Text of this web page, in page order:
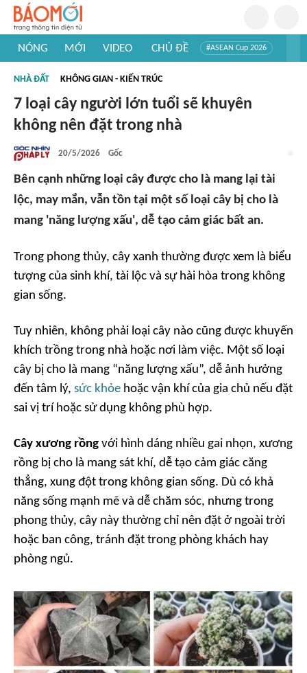
NÓNG MỚI VIDEO CHỦ ĐỀ #ASEAN Cup 2026
#Khám phá thế giới
NHÀ ĐẤT KHÔNG GIAN - KIẾN TRÚC
7 loại cây người lớn tuổi sẽ khuyên
không nên đặt trong nhà
20/5/2026 Gốc
Bên cạnh những loại cây được cho là mang lại tài
lộc, may mắn, vẫn tồn tại một số loại cây bị cho là
mang 'năng lượng xấu', dễ tạo cảm giác bất an.
Trong phong thủy, cây xanh thường được xem là biểu
tượng của sinh khí, tài lộc và sự hài hòa trong không
gian sống.
Tuy nhiên, không phải loại cây nào cũng được khuyến
khích trồng trong nhà hoặc nơi làm việc. Một số loại
cây bị cho là mang “năng lượng xấu”, dễ ảnh hưởng
đến tâm lý, sức khỏe hoặc vận khí của gia chủ nếu đặt
sai vị trí hoặc sử dụng không phù hợp.
Cây xương rồng với hình dáng nhiều gai nhọn, xương
rồng bị cho là mang sát khí, dễ tạo cảm giác căng
thẳng, xung đột trong không gian sống. Dù có khả
năng sống mạnh mẽ và dễ chăm sóc, nhưng trong
phong thủy, cây này thường chỉ nên đặt ở ngoài trời
hoặc ban công, tránh đặt trong phòng khách hay
phòng ngủ.